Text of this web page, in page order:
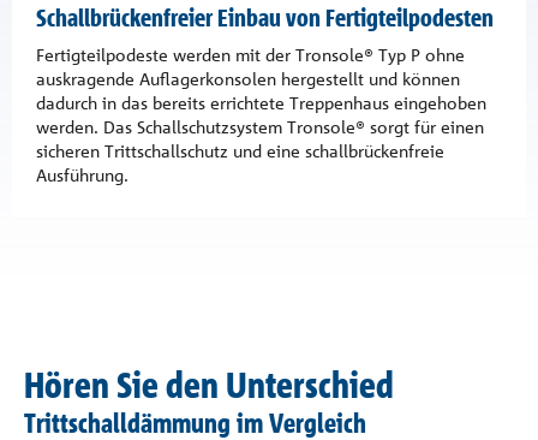
Schallbrückenfreier Einbau von Fertigteilpodesten
Fertigteilpodeste werden mit der Tronsole® Typ P ohne
auskragende Auflagerkonsolen hergestellt und können
dadurch in das bereits errichtete Treppenhaus eingehoben
werden. Das Schallschutzsystem Tronsole® sorgt für einen
sicheren Trittschallschutz und eine schallbrückenfreie
Ausführung.
Hören Sie den Unterschied
Trittschalldämmung im Vergleich